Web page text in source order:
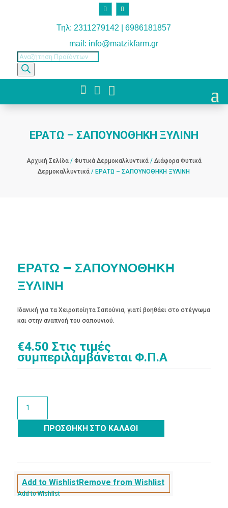
Τηλ: 2311279142 | 6986181857
mail: info@matzikfarm.gr
Products
search
  
ΕΡΑΤΩ – ΣΑΠΟΥΝΟΘΗΚΗ ΞΥΛΙΝΗ
Αρχική Σελίδα/ Φυτικά Δερμοκαλλυντικά/ Διάφορα Φυτικά
Δερμοκαλλυντικά / ΕΡΑΤΩ – ΣΑΠΟΥΝΟΘΗΚΗ ΞΥΛΙΝΗ
ΕΡΑΤΩ – ΣΑΠΟΥΝΟΘΗΚΗ
ΞΥΛΙΝΗ
Ιδανική για τα Χειροποίητα Σαπούνια, γιατί βοηθάει στο στέγνωμα
και στην αναπνοή του σαπουνιού.
€4.50 Στις τιμές
συμπεριλαμβάνεται Φ.Π.Α
ΣΑΠΟΥΝΟΘΗΚΗ
ΠΡΟΣΘΉΚΗ ΣΤΟ ΚΑΛΆΘΙ
Add to WishlistRemove from Wishlist
Add to Wishlist